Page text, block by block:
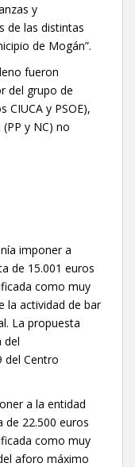
y
de las distintas
de Mogán”.
fueron
del grupo de
y PSOE),
y NC) no
imponer a
de 15.001 euros
como muy
la actividad de bar
La propuesta
del
del Centro
a la entidad
de 22.500 euros
como muy
aforo máximo